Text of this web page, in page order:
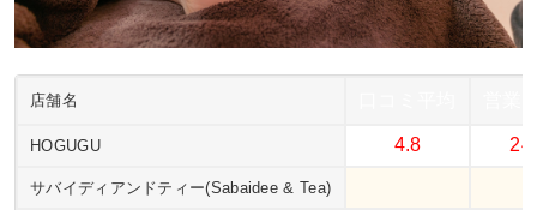
店舗名
HOGUGU 4.8 24
サバイディアンドティー(Sabaidee & Tea)